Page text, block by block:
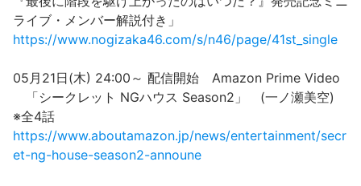
ライブ・メンバー解説付き」
https://www.nogizaka46.com/s/n46/page/41st_single
05月21日(木) 24:00～ 配信開始 Amazon Prime Video
「シークレット NGハウス Season2」 (一ノ瀬美空)
※全4話
https://www.aboutamazon.jp/news/entertainment/secr
et-ng-house-season2-announe